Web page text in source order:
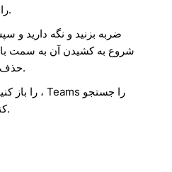
را مشاهده خواهید کرد.
شروع به کشیدن آن به سمت
را روی "X حذف" رها کنید.
کنید و آن را نصب کنید.